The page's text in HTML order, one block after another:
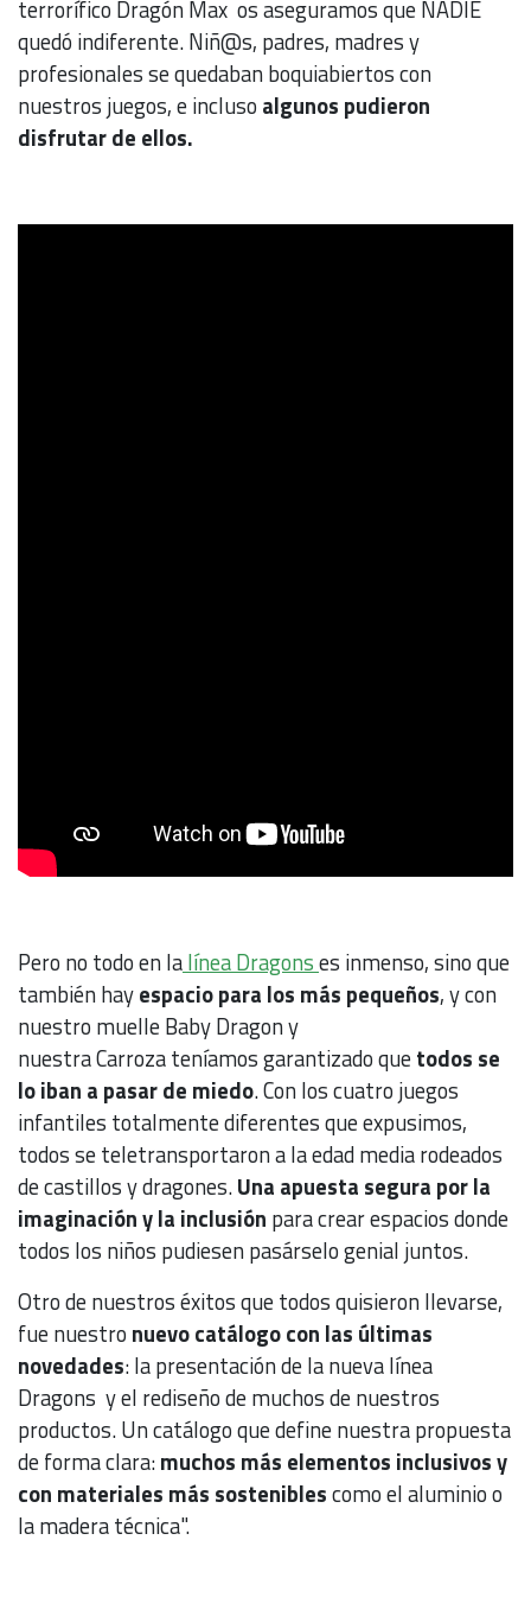
terrorífico Dragón Max os aseguramos que NADIE
quedó indiferente. Niñ@s, padres, madres y
profesionales se quedaban boquiabiertos con
nuestros juegos, e incluso algunos pudieron
disfrutar de ellos.
Pero no todo en lalínea Dragonses inmenso, sino que
también hayespacio para los más pequeños, y con
nuestro muelle Baby Dragon y
nuestra Carroza teníamos garantizado quetodos se
lo iban a pasar de miedo. Con los cuatro juegos
infantiles totalmente diferentes que expusimos,
todos se teletransportaron a la edad media rodeados
de castillos y dragones.Una apuesta segura por la
imaginación y la inclusión para crear espacios donde
todos los niños pudiesen pasárselo genial juntos.
Otro de nuestros éxitos que todos quisieron llevarse,
fue nuestro nuevo catálogo con las últimas
novedades: la presentación de la nueva línea
Dragons y el rediseño de muchos de nuestros
productos. Un catálogo que define nuestra propuesta
de forma clara:muchos más elementos inclusivos y
con materiales más sosteniblescomo el aluminio o
la madera técnica".